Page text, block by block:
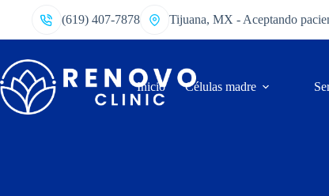
(619) 407-7878 Tijuana, MX - Aceptando
Inicio Células madre